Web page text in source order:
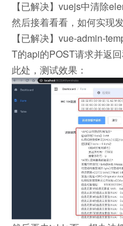
【已解决】vuejs中清除
然后接着看看，如何实现
【已解决】vue-admin-
T的api的POST请求并返
此处，测试效果：